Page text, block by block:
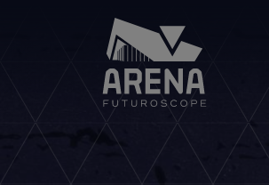
Arena
Futuroscope